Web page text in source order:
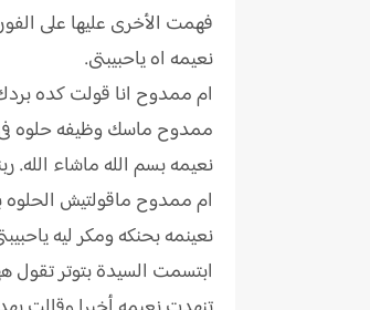
فهمت الأخرى عليها على
نعيمه اه ياحبيبتى.
ام ممدوح انا قولت كده
ممدوح ماسك وظيفه حلوه فى
نعيمه بسم الله ماشاء الله.
ام ممدوح ماقولتيش الحلوه
نعينمه بحنكه ومكر ليه
ابتسمت السيدة بتوتر تقول